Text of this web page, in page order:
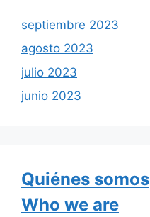
septiembre 2023
agosto 2023
julio 2023
junio 2023
Quiénes somos
Who we are